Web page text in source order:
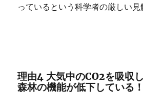
っているという科学者の厳しい見
理由4 大気中のCO2を吸収
森林の機能が低下している！